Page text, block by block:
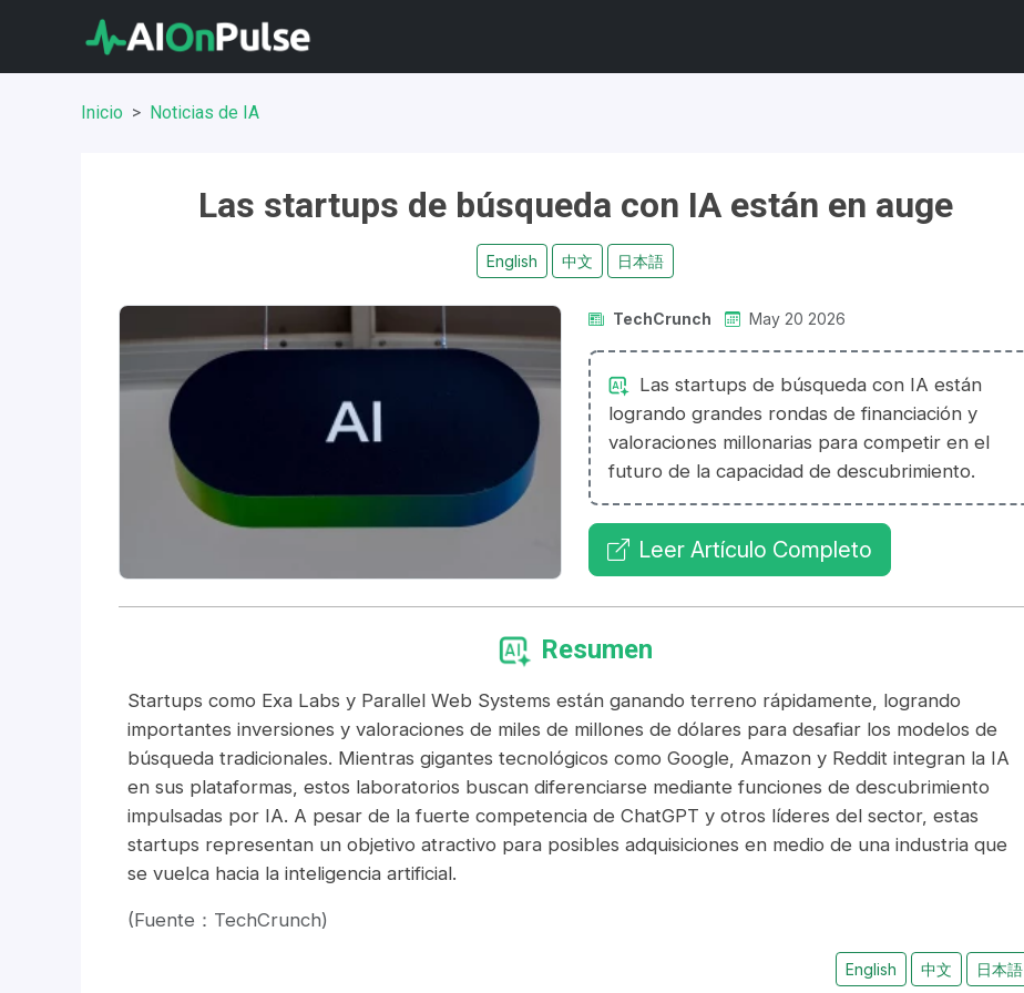
Inicio Noticias de IA
Las startups de búsqueda con IA están en auge
English 中文 日本語
TechCrunch May 20 2026
Las startups de búsqueda con IA están
logrando grandes rondas de financiación y
valoraciones millonarias para competir en el
futuro de la capacidad de descubrimiento.
Leer Artículo Completo
Resumen
Startups como Exa Labs y Parallel Web Systems están ganando terreno rápidamente, logrando
importantes inversiones y valoraciones de miles de millones de dólares para desafiar los modelos de
búsqueda tradicionales. Mientras gigantes tecnológicos como Google, Amazon y Reddit integran la IA
en sus plataformas, estos laboratorios buscan diferenciarse mediante funciones de descubrimiento
impulsadas por IA. A pesar de la fuerte competencia de ChatGPT y otros líderes del sector, estas
startups representan un objetivo atractivo para posibles adquisiciones en medio de una industria que
se vuelca hacia la inteligencia artificial.
(Fuente：TechCrunch)
English 中文 日本語